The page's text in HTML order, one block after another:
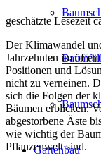
Gartenbau
geschätzte Lesezeit
Der Klimawandel
Jahrzehnten im
Positionen und
nicht zu verneinen.
sich die Folgen der
Bäumen erblicken.
abgestorbene Äste
wie wichtig der
Pflanzenwelt sind.